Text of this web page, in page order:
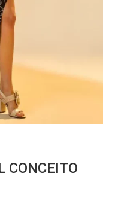
CONCEITO